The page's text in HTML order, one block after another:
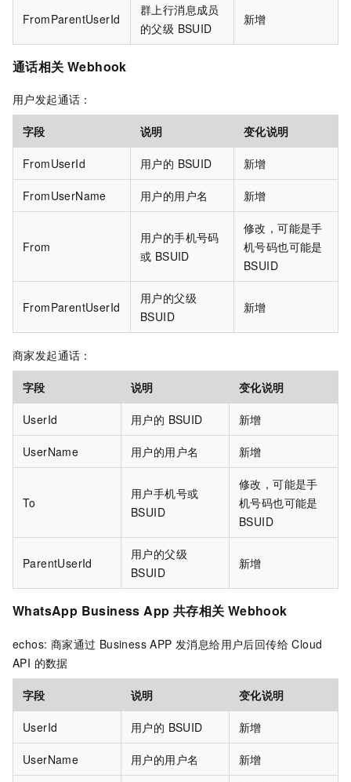
FromParentUserId
群上行消息成员
的父级 BSUID
新增
通话相关 Webhook
用户发起通话：
字段 说明 变化说明
FromUserId 用户的 BSUID 新增
FromUserName 用户的用户名 新增
From
用户的手机号码
或 BSUID
修改，可能是手
机号码也可能是
BSUID
FromParentUserId
用户的父级
BSUID
新增
商家发起通话：
字段 说明 变化说明
UserId 用户的 BSUID 新增
UserName 用户的用户名 新增
To
用户手机号或
BSUID
修改，可能是手
机号码也可能是
BSUID
ParentUserId
用户的父级
BSUID
新增
WhatsApp Business App 共存相关 Webhook
echos: 商家通过 Business APP 发消息给用户后回传给 Cloud
API 的数据
字段 说明 变化说明
UserId 用户的 BSUID 新增
UserName 用户的用户名 新增